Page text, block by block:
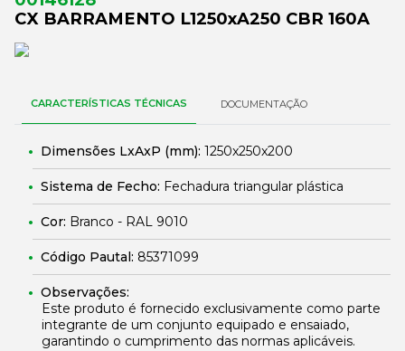
CX BARRAMENTO L1250xA250 CBR 160A
CARACTERÍSTICAS TÉCNICAS DOCUMENTAÇÃO
Dimensões LxAxP (mm): 1250x250x200
Sistema de Fecho: Fechadura triangular plástica
Cor: Branco - RAL 9010
Código Pautal: 85371099
Observações:
Este produto é fornecido exclusivamente como parte
integrante de um conjunto equipado e ensaiado,
garantindo o cumprimento das normas aplicáveis.